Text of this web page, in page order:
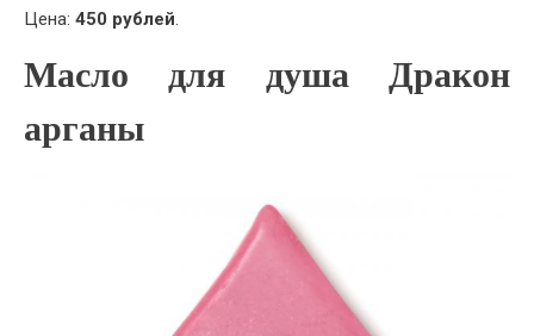
Цена: 450 рублей.
Масло для душа Дракон
арганы